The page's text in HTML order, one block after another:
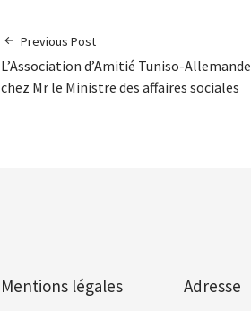
Previous Post
L’Association d’Amitié Tuniso-Allemande
chez Mr le Ministre des affaires sociales
Mentions légales Adresse